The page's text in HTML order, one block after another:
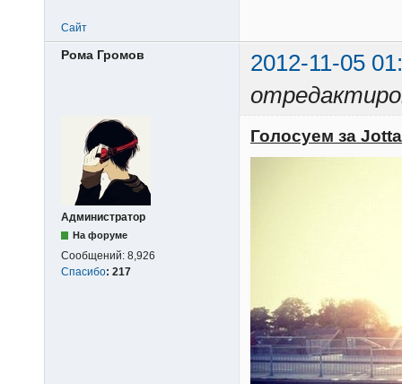
Сайт
Рома Громов
2012-11-05
Администратор
На форуме
Сообщений: 8,926
Спасибо: 217
Голосуем за